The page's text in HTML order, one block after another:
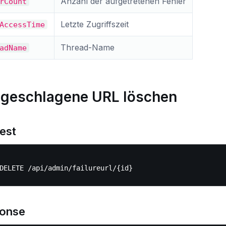
Letzte Zugriffszeit
Thread-Name
URL löschen